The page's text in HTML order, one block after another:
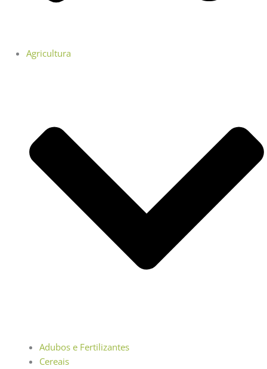
Agricultura
Adubos e Fertilizantes
Cereais